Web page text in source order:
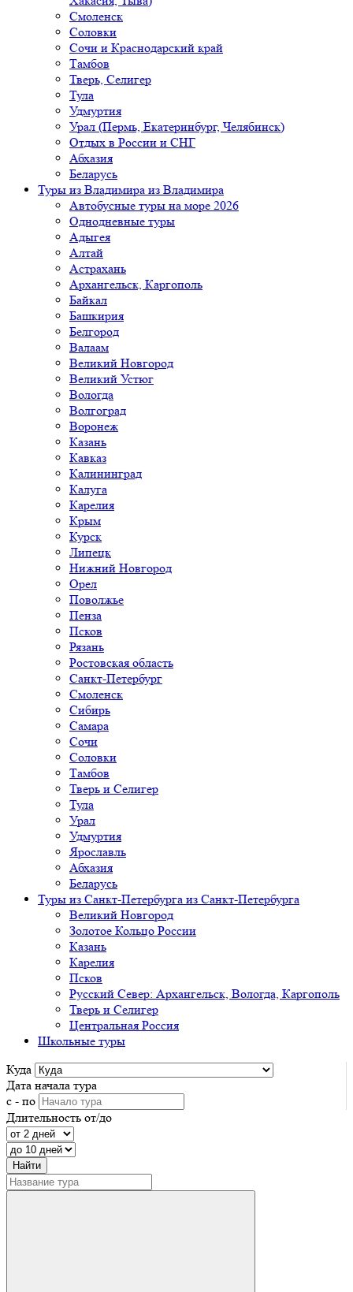
Смоленск
Соловки
Сочи и Краснодарский край
Тамбов
Тверь, Селигер
Тула
Удмуртия
Урал (Пермь, Екатеринбург, Челябинск)
Отдых в России и СНГ
Абхазия
Беларусь
Туры из Владимира из Владимира
Автобусные туры на море 2026
Однодневные туры
Адыгея
Алтай
Астрахань
Архангельск, Каргополь
Байкал
Башкирия
Белгород
Валаам
Великий Новгород
Великий Устюг
Вологда
Волгоград
Воронеж
Казань
Кавказ
Калининград
Калуга
Карелия
Крым
Курск
Липецк
Нижний Новгород
Орел
Поволжье
Пенза
Псков
Рязань
Ростовская область
Санкт-Петербург
Смоленск
Сибирь
Самара
Сочи
Соловки
Тамбов
Тверь и Селигер
Тула
Урал
Удмуртия
Ярославль
Абхазия
Беларусь
Туры из Санкт-Петербурга из Санкт-Петербурга
Великий Новгород
Золотое Кольцо России
Казань
Карелия
Псков
Русский Север: Архангельск, Вологда, Каргополь
Тверь и Селигер
Центральная Россия
Школьные туры
Куда
Дата начала тура
с - по
Длительность от/до